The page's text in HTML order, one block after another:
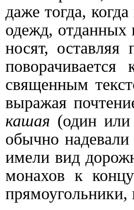
даже тогда,
одежд, отданных
носят,
священным
выражая
кашая (один
обычно
имели вид
монахов к
прямоугольники,